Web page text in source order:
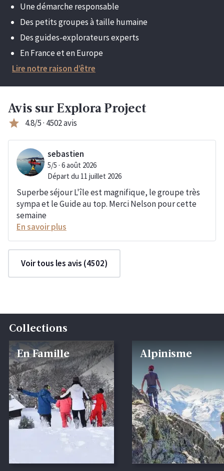
Une démarche responsable
Des petits groupes à taille humaine
Des guides-explorateurs experts
En France et en Europe
Lire notre raison d’être
Avis sur Explora Project
star 4.8/5 · 4502 avis
sebastien
5/5 · 6 août 2026
Départ du 11 juillet 2026
Superbe séjour L'île est magnifique, le groupe très
sympa et le Guide au top. Merci Nelson pour cette
semaine
En savoir plus
Voir tous les avis (4502)
Collections
En Famille Alpinisme